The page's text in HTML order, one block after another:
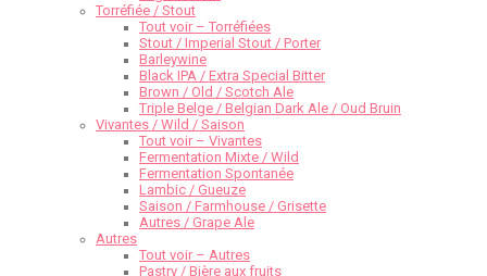
Torréfiée / Stout
Tout voir – Torréfiées
Stout / Imperial Stout / Porter
Barleywine
Black IPA / Extra Special Bitter
Brown / Old / Scotch Ale
Triple Belge / Belgian Dark Ale / Oud Bruin
Vivantes / Wild / Saison
Tout voir – Vivantes
Fermentation Mixte / Wild
Fermentation Spontanée
Lambic / Gueuze
Saison / Farmhouse / Grisette
Autres / Grape Ale
Autres
Tout voir – Autres
Pastry / Bière aux fruits